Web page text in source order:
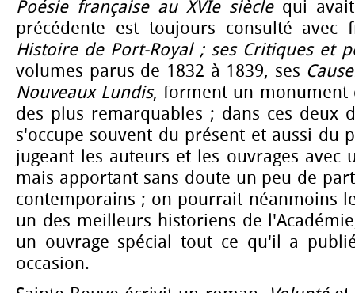
Poésie française au XVIe sièclequi avait
précédente est toujours consulté
Histoire de Port-Royal ; ses Critiques et
volumes parus de 1832 à 1839, ses
Nouveaux Lundis, forment un
des plus remarquables ; dans ces deux
s'occupe souvent du présent et aussi du
jugeant les auteurs et les ouvrages avec
mais apportant sans doute un peu de
contemporains ; on pourrait néanmoins
un des meilleurs historiens de
un ouvrage spécial tout ce qu'il a
occasion.